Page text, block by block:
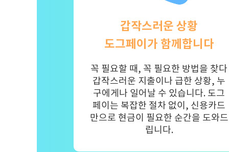
갑작스러운 상황
도그페이가 함께합니다
꼭 필요할 때, 꼭 필요한 방법을 찾다
갑작스러운 지출이나 급한 상황, 누
구에게나 일어날 수 있습니다. 도그
페이는 복잡한 절차 없이, 신용카드
만으로 현금이 필요한 순간을 도와드
립니다.